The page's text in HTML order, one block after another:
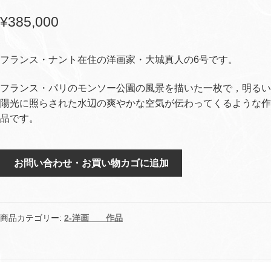
¥385,000
フランス・ナント在住の洋画家・大城真人の6号です。
フランス・パリのモンソー公園の風景を描いた一枚で，明るい
陽光に照らされた水辺の爽やかな空気が伝わってくるような作
品です。
公
お問い合わせ・お買い物カゴに追加
商品カテゴリー: 2-洋画 作品